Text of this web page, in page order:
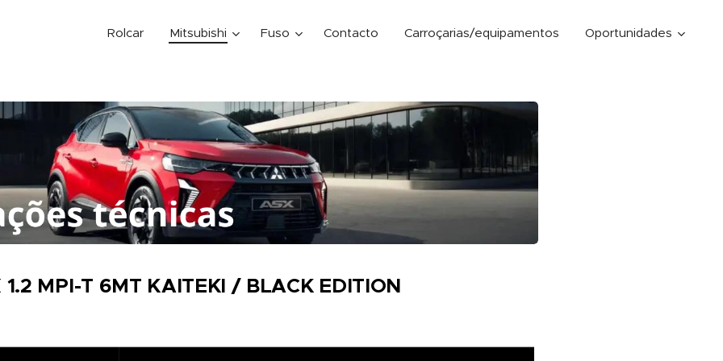
Rolcar Mitsubishi Fuso Contacto Carroçarias/equipamentos Oportunidades
1.2 MPI-T 6MT KAITEKI / BLACK EDITION